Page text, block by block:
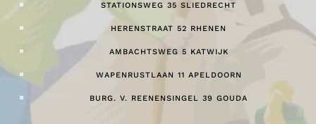
STATIONSWEG 35 SLIEDRECHT
HERENSTRAAT 52 RHENEN
AMBACHTSWEG 5 KATWIJK
WAPENRUSTLAAN 11 APELDOORN
BURG. V. REENENSINGEL 39 GOUDA